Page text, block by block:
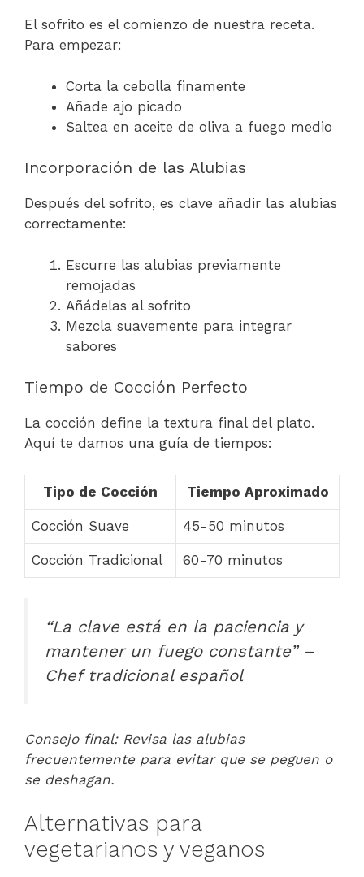
El sofrito es el comienzo de nuestra receta.
Para empezar:
Corta la cebolla finamente
Añade ajo picado
Saltea en aceite de oliva a fuego medio
Incorporación de las Alubias
Después del sofrito, es clave añadir las alubias
correctamente:
Escurre las alubias previamente
remojadas
Añádelas al sofrito
Mezcla suavemente para integrar
sabores
Tiempo de Cocción Perfecto
La cocción define la textura final del plato.
Aquí te damos una guía de tiempos:
Tipo de Cocción Tiempo Aproximado
Cocción Suave 45-50 minutos
Cocción Tradicional 60-70 minutos
“La clave está en la paciencia y
mantener un fuego constante” –
Chef tradicional español
Consejo final: Revisa las alubias
frecuentemente para evitar que se peguen o
se deshagan.
Alternativas para
vegetarianos y veganos